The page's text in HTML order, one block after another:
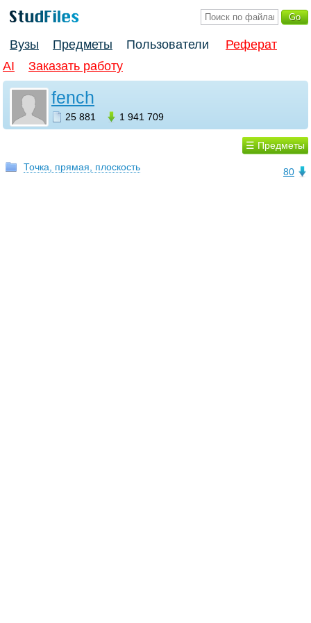
Вузы Предметы Пользователи
Реферат
AI
Заказать работу
fench
25 881 1 941 709
☰ Предметы
80
Точка, прямая, плоскость